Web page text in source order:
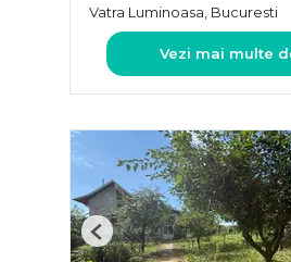
Vatra Luminoasa, Bucuresti
Vezi mai multe
Previous